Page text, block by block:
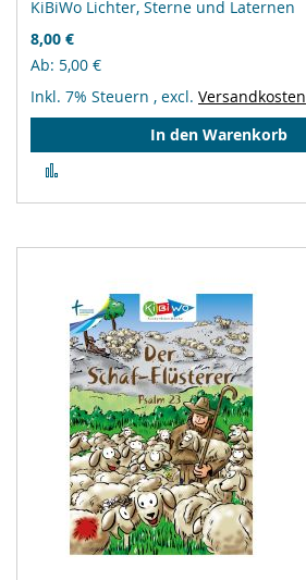
KiBiWo Lichter, Sterne und Laternen
8,00 €
Ab 5,00 €
Inkl. 7% Steuern , excl. Versandkosten
In den Warenkorb
hinzufügen